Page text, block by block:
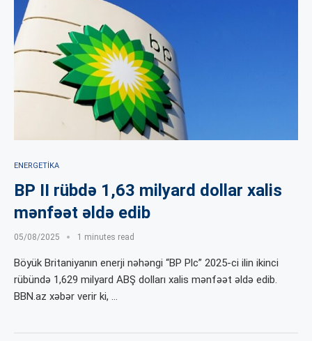
ENERGETIKA
BP II rübdə 1,63 milyard dollar xalis
mənfəət əldə edib
05/08/2025 1 minutes read
Böyük Britaniyanın enerji nəhəngi “BP Plc” 2025-ci ilin ikinci
rübündə 1,629 milyard ABŞ dolları xalis mənfəət əldə edib.
BBN.az xəbər verir ki, …